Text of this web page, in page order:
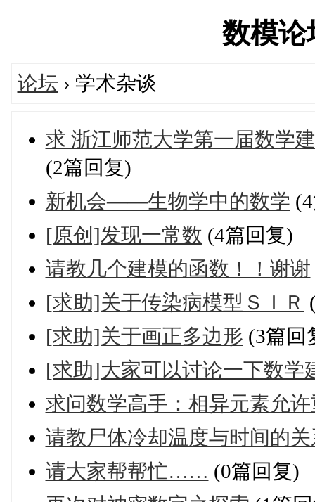
数模论
论坛 › 学术杂谈
求 浙江师范大学第一届数学
(2篇回复)
新机会——生物学中的数学
[原创]发现一常数 (4篇回复)
请教几个建模的函数！！谢谢
[求助]关于传染病模型ＳＩＲ
[求助]关于画正多边形 (3篇回
[求助]大家可以讨论一下数学
求问数学高手：相异元素允
请教尸体冷却温度与时间的
请大家帮帮忙…… (0篇回复)